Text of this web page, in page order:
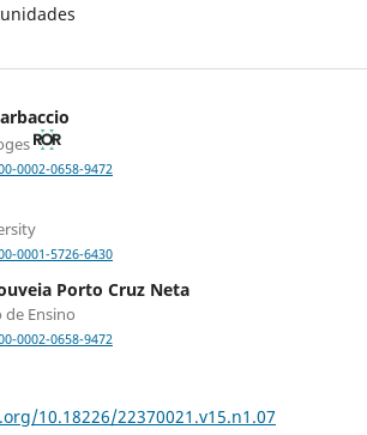
0002-0658-9472
0001-5726-6430
Porto Cruz Neta
Ensino
0002-0658-9472
10.18226/22370021.v15.n1.07